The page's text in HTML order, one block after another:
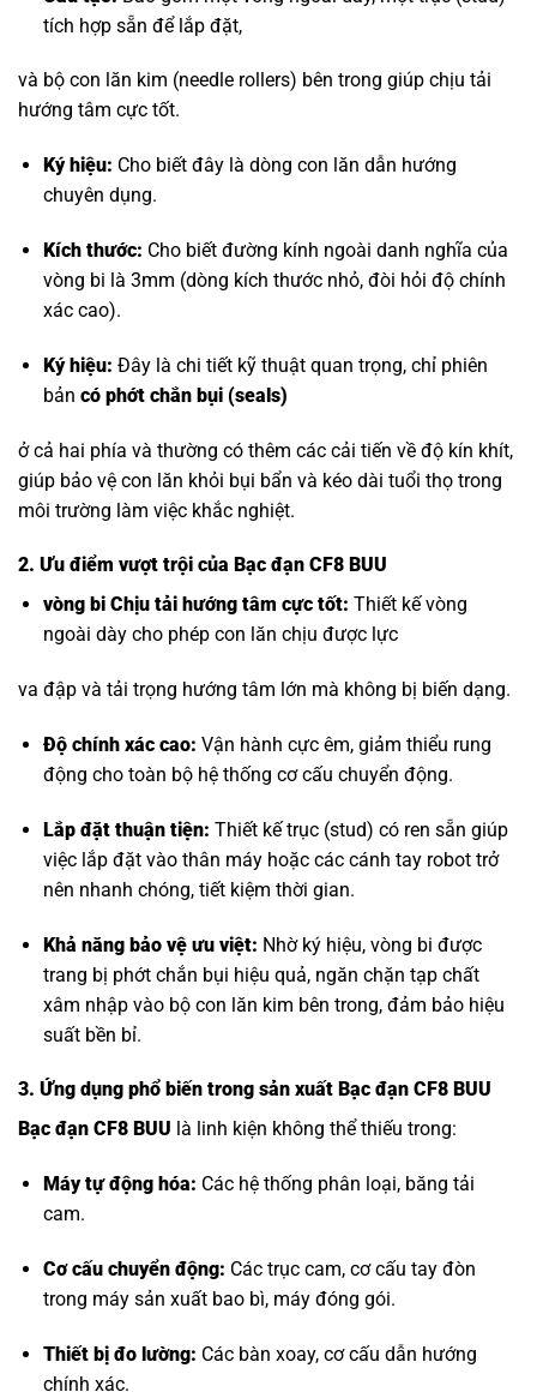
tích hợp sẵn để lắp đặt,
và bộ con lăn kim (needle rollers) bên trong giúp chịu tải
hướng tâm cực tốt.
Ký hiệu: Cho biết đây là dòng con lăn dẫn hướng
chuyên dụng.
Kích thước: Cho biết đường kính ngoài danh nghĩa của
vòng bi là 3mm (dòng kích thước nhỏ, đòi hỏi độ chính
xác cao).
Ký hiệu: Đây là chi tiết kỹ thuật quan trọng, chỉ phiên
bản có phớt chắn bụi (seals)
ở cả hai phía và thường có thêm các cải tiến về độ kín khít,
giúp bảo vệ con lăn khỏi bụi bẩn và kéo dài tuổi thọ trong
môi trường làm việc khắc nghiệt.
2. Ưu điểm vượt trội của Bạc đạn CF8 BUU
vòng bi Chịu tải hướng tâm cực tốt: Thiết kế vòng
ngoài dày cho phép con lăn chịu được lực
va đập và tải trọng hướng tâm lớn mà không bị biến dạng.
Độ chính xác cao: Vận hành cực êm, giảm thiểu rung
động cho toàn bộ hệ thống cơ cấu chuyển động.
Lắp đặt thuận tiện: Thiết kế trục (stud) có ren sẵn giúp
việc lắp đặt vào thân máy hoặc các cánh tay robot trở
nên nhanh chóng, tiết kiệm thời gian.
Khả năng bảo vệ ưu việt: Nhờ ký hiệu, vòng bi được
trang bị phớt chắn bụi hiệu quả, ngăn chặn tạp chất
xâm nhập vào bộ con lăn kim bên trong, đảm bảo hiệu
suất bền bỉ.
3. Ứng dụng phổ biến trong sản xuất Bạc đạn CF8 BUU
Bạc đạn CF8 BUU là linh kiện không thể thiếu trong:
Máy tự động hóa: Các hệ thống phân loại, băng tải
cam.
Cơ cấu chuyển động: Các trục cam, cơ cấu tay đòn
trong máy sản xuất bao bì, máy đóng gói.
Thiết bị đo lường: Các bàn xoay, cơ cấu dẫn hướng
chính xác.